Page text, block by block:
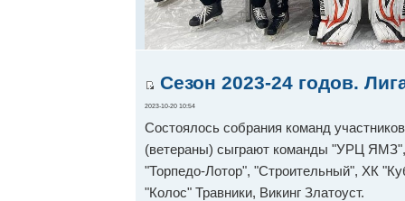
Сезон 2023-24 годов.
2023-10-20 10:54
Состоялось собрания команд
(ветераны) сыграют команды "УРЦ
"Торпедо-Лотор", "Строительный", ХК
"Колос" Травники, Викинг Златоуст.